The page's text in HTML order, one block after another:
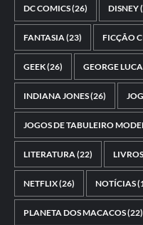
DC COMICS(26) DISNEY
FANTASIA (23) FICÇÃO
GEEK(26) GEORGE
INDIANA JONES(26)
JOGOS DE TABULEIRO
LITERATURA (22) LIVROS
NETFLIX(26) NOTÍCIAS
PLANETA DOS MACACOS(22)